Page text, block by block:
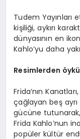
Tudem Yayınları
kişiliği, aykırı
dünyasının en
Kahlo’yu daha
Resimlerden ö
Frida’nın
çağlayan beş ayrı
gücüne tutunarak,
Frida Kahlo’nun
popüler kültür